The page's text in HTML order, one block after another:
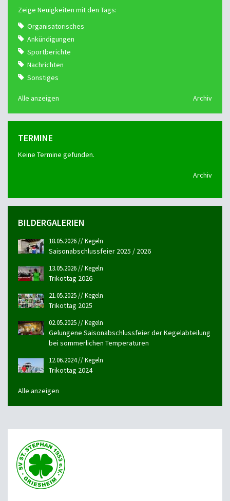
Zeige Neuigkeiten mit den Tags:
Organisatorisches
Ankündigungen
Sportberichte
Nachrichten
Sonstiges
Alle anzeigen Archiv
TERMINE
Keine Termine gefunden.
Archiv
BILDERGALERIEN
18.05.2026 // Kegeln
Saisonabschlussfeier 2025 / 2026
13.05.2026 // Kegeln
Trikottag 2026
21.05.2025 // Kegeln
Trikottag 2025
02.05.2025 // Kegeln
Gelungene Saisonabschlussfeier der Kegelabteilung
bei sommerlichen Temperaturen
12.06.2024 // Kegeln
Trikottag 2024
Alle anzeigen